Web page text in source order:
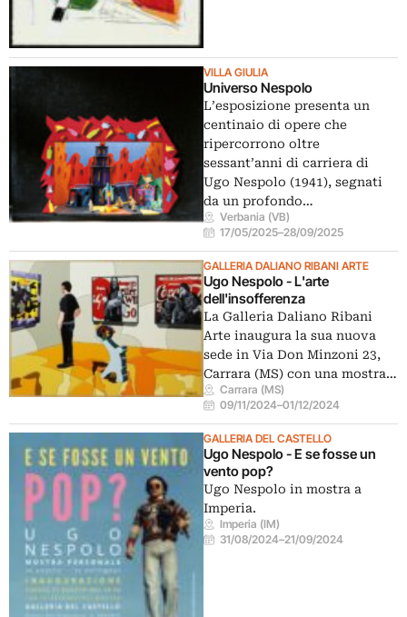
VILLA GIULIA
Universo Nespolo
L’esposizione presenta un
centinaio di opere che
ripercorrono oltre
sessant’anni di carriera di
Ugo Nespolo (1941), segnati
da un profondo…
Verbania (VB)
17/05/2025–28/09/2025
GALLERIA DALIANO RIBANI ARTE
Ugo Nespolo - L'arte
dell'insofferenza
La Galleria Daliano Ribani
Arte inaugura la sua nuova
sede in Via Don Minzoni 23,
Carrara (MS) con una mostra…
Carrara (MS)
09/11/2024–01/12/2024
GALLERIA DEL CASTELLO
Ugo Nespolo - E se fosse un
vento pop?
Ugo Nespolo in mostra a
Imperia.
Imperia (IM)
31/08/2024–21/09/2024